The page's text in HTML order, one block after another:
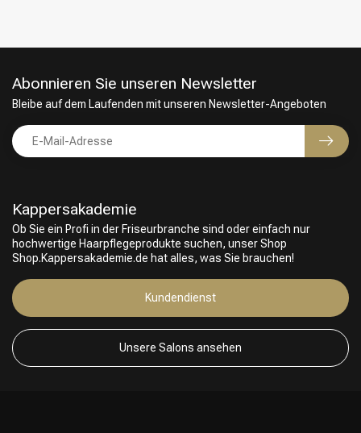
Kappersakademie
Ob Sie ein Profi in der Friseurbranche sind oder einfach nur
hochwertige Haarpflegeprodukte suchen, unser Shop
Shop.Kappersakademie.de hat alles, was Sie brauchen!
Kundendienst
Unsere Salons ansehen
Abonnieren Sie unseren Newsletter
Bleibe auf dem Laufenden mit unseren Newsletter-Angeboten